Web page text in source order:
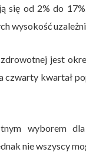
się od 2% do
wysokość
jest
kwartał
wyborem
nie wszyscy